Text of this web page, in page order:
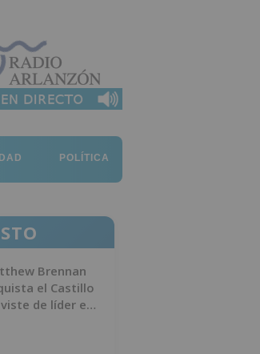
POLÍTICA
Brennan
el Castillo
de líder en